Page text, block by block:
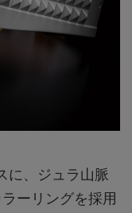
に、ジュラ山脈
ーリングを採用